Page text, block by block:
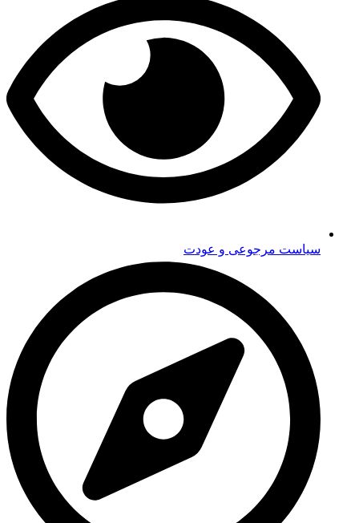
سیاست مرجوعی و عودت